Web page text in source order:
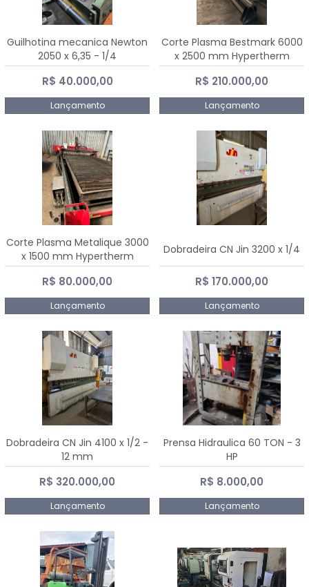
Guilhotina mecanica Newton
2050 x 6,35 - 1/4
R$ 40.000,00
Lançamento
Corte Plasma Bestmark 6000
x 2500 mm Hypertherm
MaxPro 200
R$ 210.000,00
Lançamento
Corte Plasma Metalique 3000
x 1500 mm Hypertherm
Powermax 45 xp
R$ 80.000,00
Lançamento
Dobradeira CN Jin 3200 x 1/4
R$ 170.000,00
Lançamento
Dobradeira CN Jin 4100 x 1/2 -
12 mm
R$ 320.000,00
Lançamento
Prensa Hidraulica 60 TON - 3
HP
R$ 8.000,00
Lançamento